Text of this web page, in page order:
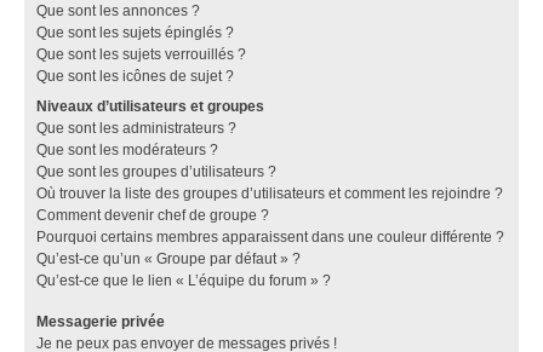
Que sont les annonces ?
Que sont les sujets épinglés ?
Que sont les sujets verrouillés ?
Que sont les icônes de sujet ?
Niveaux d’utilisateurs et groupes
Que sont les administrateurs ?
Que sont les modérateurs ?
Que sont les groupes d’utilisateurs ?
Où trouver la liste des groupes d’utilisateurs et comment les rejoindre ?
Comment devenir chef de groupe ?
Pourquoi certains membres apparaissent dans une couleur différente ?
Qu’est-ce qu’un « Groupe par défaut » ?
Qu’est-ce que le lien « L’équipe du forum » ?
Messagerie privée
Je ne peux pas envoyer de messages privés !